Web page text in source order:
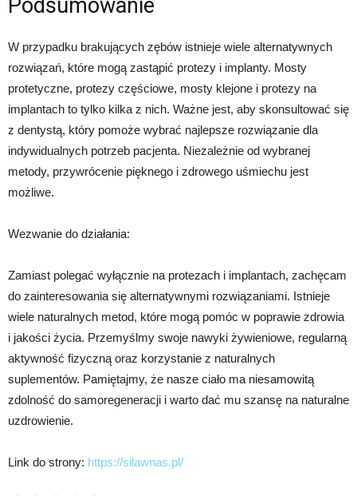
Podsumowanie
W przypadku brakujących zębów istnieje wiele alternatywnych
rozwiązań, które mogą zastąpić protezy i implanty. Mosty
protetyczne, protezy częściowe, mosty klejone i protezy na
implantach to tylko kilka z nich. Ważne jest, aby skonsultować się
z dentystą, który pomoże wybrać najlepsze rozwiązanie dla
indywidualnych potrzeb pacjenta. Niezależnie od wybranej
metody, przywrócenie pięknego i zdrowego uśmiechu jest
możliwe.
Wezwanie do działania:
Zamiast polegać wyłącznie na protezach i implantach, zachęcam
do zainteresowania się alternatywnymi rozwiązaniami. Istnieje
wiele naturalnych metod, które mogą pomóc w poprawie zdrowia
i jakości życia. Przemyślmy swoje nawyki żywieniowe, regularną
aktywność fizyczną oraz korzystanie z naturalnych
suplementów. Pamiętajmy, że nasze ciało ma niesamowitą
zdolność do samoregeneracji i warto dać mu szansę na naturalne
uzdrowienie.
Link do strony: https://silawnas.pl/